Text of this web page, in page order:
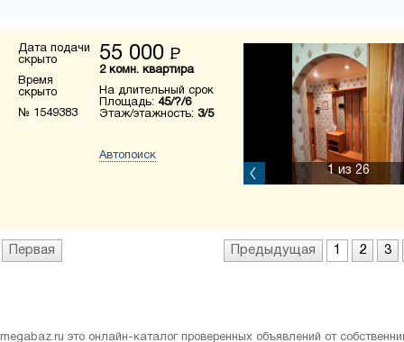
Дата подачи
скрыто
Время
скрыто
№ 1549383
55 000 Р
2 комн. квартира
На длительный срок
Площадь: 45/?/6
Этаж/этажность: 3/5
Автопоиск
1из 26
Первая Предыдущая 1 2 3
megabaz.ru это онлайн-каталог проверенных объявлений от